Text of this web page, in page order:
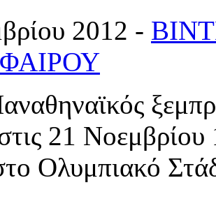
2012 -
21 Νοεμβρίου
Ολυμπιακό